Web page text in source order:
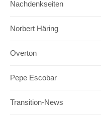
Nachdenkseiten
Norbert Häring
Overton
Pepe Escobar
Transition-News